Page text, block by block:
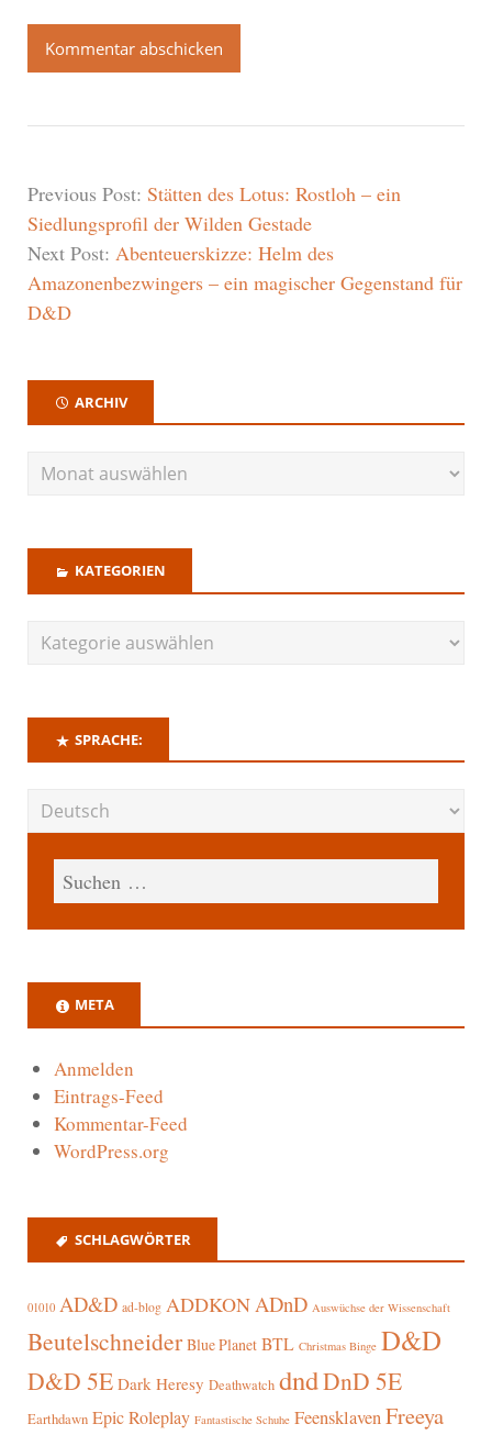
Previous Post: Stätten des Lotus: Rostloh – ein
Siedlungsprofil der Wilden Gestade
Next Post: Abenteuerskizze: Helm des
Amazonenbezwingers – ein magischer Gegenstand für
D&D
ARCHIV
KATEGORIEN
SPRACHE:
META
Anmelden
Eintrags-Feed
Kommentar-Feed
WordPress.org
SCHLAGWÖRTER
01010 AD&D ad-blog ADDKONADnD Auswüchse der Wissenschaft
Beutelschneider Blue Planet BTL Christmas Binge D&D
D&D 5E Dark Heresy Deathwatch dndDnD 5E
Earthdawn Epic Roleplay Fantastische Schuhe FeensklavenFreeya